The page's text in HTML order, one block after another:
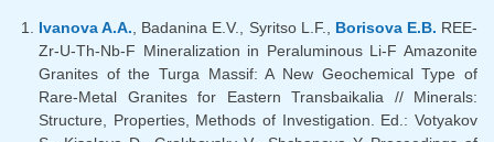
Ivanova A.A. , Badanina E.V., Syritso L.F., Borisova E.B. REE-
Zr-U-Th-Nb-F Mineralization in Peraluminous Li-F Amazonite
Granites of the Turga Massif: A New Geochemical Type of
Rare-Metal Granites for Eastern Transbaikalia // Minerals:
Structure, Properties, Methods of Investigation. Ed.: Votyakov